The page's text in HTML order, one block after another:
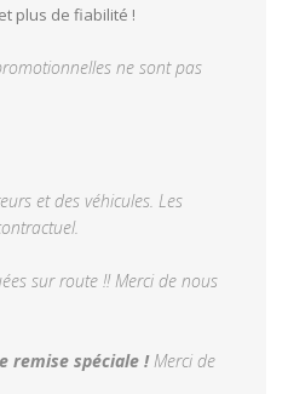
plus de fiabilité !
ne sont pas
et des véhicules. Les
sur route !! Merci de nous
remise spéciale !Merci de